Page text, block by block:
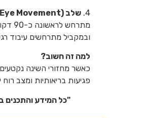
4. שלב REM (Rapid Eye Movement):
ובמקביל מתרחשים עיבוד
למה זה חשוב?
כאשר מחזורי השינה
פגיעות בריאותיות ומצב רוח
"כל המידע והתכנים